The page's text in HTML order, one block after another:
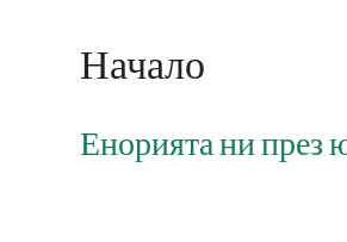
Начало
Енорията ни през